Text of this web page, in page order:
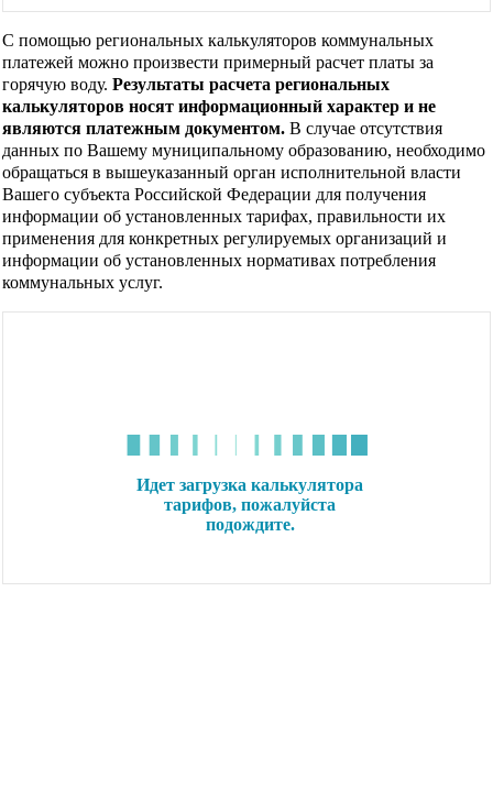
С помощью региональных калькуляторов коммунальных
платежей можно произвести примерный расчет платы за
горячую воду. Результаты расчета региональных
калькуляторов носят информационный характер и не
являются платежным документом. В случае отсутствия
данных по Вашему муниципальному образованию, необходимо
обращаться в вышеуказанный орган исполнительной власти
Вашего субъекта Российской Федерации для получения
информации об установленных тарифах, правильности их
применения для конкретных регулируемых организаций и
информации об установленных нормативах потребления
коммунальных услуг.